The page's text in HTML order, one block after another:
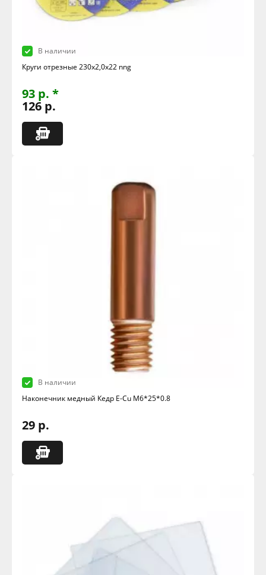
В наличии
Круги отрезные 230х2,0х22 nng
93 р. *
126 р.
В наличии
Наконечник медный Кедр E-Cu M6*25*0.8
29 р.